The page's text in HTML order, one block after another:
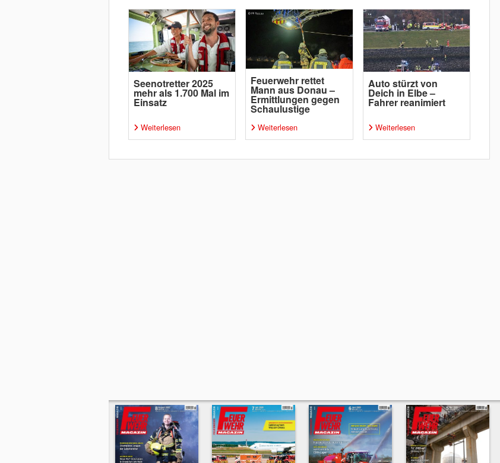
Seenotretter 2025
mehr als 1.700 Mal im
Einsatz
Weiterlesen
Feuerwehr rettet
Mann aus Donau –
Ermittlungen gegen
Schaulustige
Weiterlesen
Auto stürzt von
Deich in Elbe –
Fahrer reanimiert
Weiterlesen